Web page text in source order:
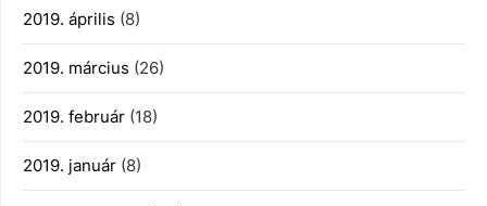
2019. április (8)
2019. március (26)
2019. február (18)
2019. január (8)